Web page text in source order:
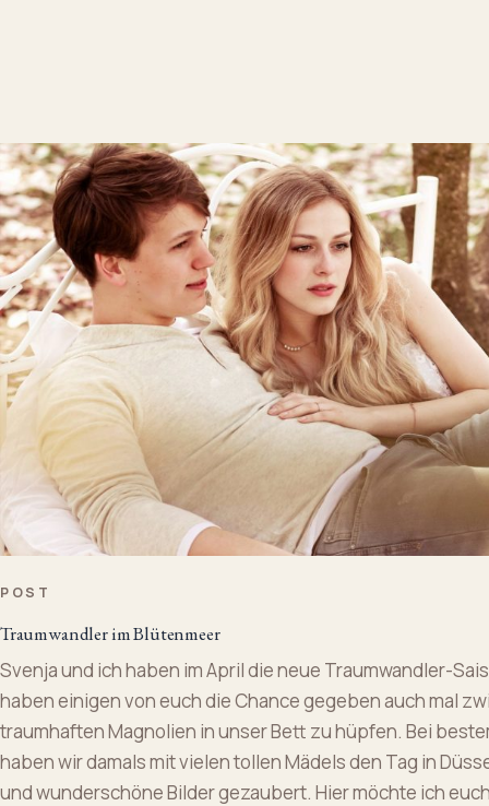
POST
Traumwandler im Blütenmeer
Svenja und ich haben im April die neue Traumwandler-
haben einigen von euch die Chance gegeben auch mal
traumhaften Magnolien in unser Bett zu hüpfen. Bei
haben wir damals mit vielen tollen Mädels den Tag in
und wunderschöne Bilder gezaubert. Hier möchte ich